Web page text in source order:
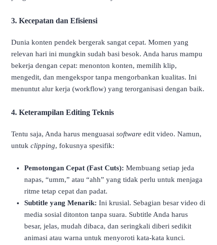
3. Kecepatan dan Efisiensi
Dunia konten pendek bergerak sangat cepat. Momen yang
relevan hari ini mungkin sudah basi besok. Anda harus mampu
bekerja dengan cepat: menonton konten, memilih klip,
mengedit, dan mengekspor tanpa mengorbankan kualitas. Ini
menuntut alur kerja (workflow) yang terorganisasi dengan baik.
4. Keterampilan Editing Teknis
Tentu saja, Anda harus menguasai software edit video. Namun,
untuk clipping, fokusnya spesifik:
Pemotongan Cepat (Fast Cuts): Membuang setiap jeda
napas, “umm,” atau “ahh” yang tidak perlu untuk menjaga
ritme tetap cepat dan padat.
Subtitle yang Menarik: Ini krusial. Sebagian besar video di
media sosial ditonton tanpa suara. Subtitle Anda harus
besar, jelas, mudah dibaca, dan seringkali diberi sedikit
animasi atau warna untuk menyoroti kata-kata kunci.